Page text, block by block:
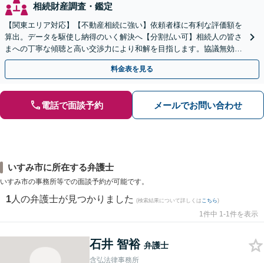
相続財産調査・鑑定
【関東エリア対応】【不動産相続に強い】依頼者様に有利な評価額を
算出。データを駆使し納得のいく解決へ【分割払い可】相続人の皆さ
まへの丁寧な傾聴と高い交渉力により和解を目指します。協議無効確
認／遺言無効確認など、複雑な訴訟も実績豊富【夜間対応】
料金表を見る
電話で面談予約 メールでお問い合わせ
いすみ市に所在する弁護士
いすみ市の事務所等での面談予約が可能です。
1 人の弁護士が見つかりました (検索結果について詳しくは こちら)
1件中 1-1件を表示
石井 智裕 弁護士
含弘法律事務所